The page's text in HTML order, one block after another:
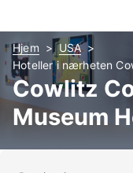
Hjem
USA
Hoteller i nærheten
Cowlitz
Museum